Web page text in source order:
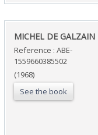
‎MICHEL DE GALZAIN‎
Reference : ABE-
1559660385502
(1968)
See the book